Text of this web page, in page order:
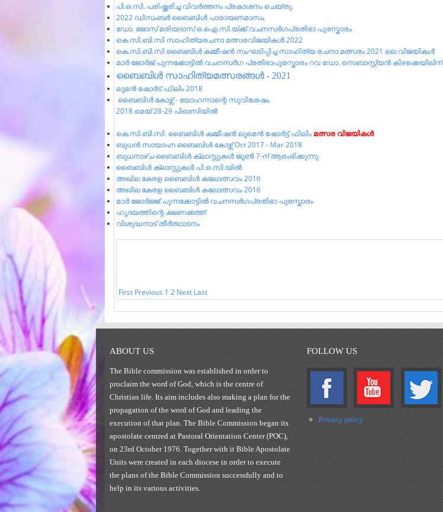
പി.ഒ.സി. പരിഷ്ക്കരിച്ച വിവര്‍ത്തനം പ്രകാശനം ചെയ്തു.
2022 ഡിസംബർ ബൈബിൾ പാരായണമാസം
ഡോ. ജോസ് മരിയദാസ് ഒ.ഐ.സി.യ്ക്ക് വചനസർഗപ്രതിഭാ പുരസ്കാരം
കെ.സി.ബി.സി സാഹിത്യരചനാ മത്സരവിജയികൾ 2022
കെ.സി.ബി.സി ബൈബിൾ കമ്മീഷൻ സംഘടിപ്പിച്ച സാഹിത്യ രചനാ മത്സരം 2021 ലെ വിജയികൾ
മാർ ജോർജ് പുന്നക്കോട്ടിൽ വചനസർഗ പ്രതിഭാപുരസ്കാരം റവ ഡോ. സെബാസ്റ്റ്യൻ കിഴക്കെയിലിന്
ബൈബിള്‍ സാഹിത്യമത്സരങ്ങള്‍ - 2021
ലൂമൻ ഷോർട് ഫിലിം 2018
ബൈബിൾ കോഴ്സ് - യോഹന്നാന്റെ സുവിശേഷം
2018 മെയ് 28-29 പിഓസിയിൽ
കെ.സി.ബി.സി. ബൈബിൾ കമ്മീഷൻ ലൂമെൻ ഷോർട്ട് ഫിലിം മത്സര വിജയികൾ
ബുധൻ സായാഹ്ന ബൈബിൾ കോഴ്സ് Oct 2017 - Mar 2018
ബുധനാഴ്ച ബൈബിൾ ക്ലാസ്സുകൾ ജൂൺ 7-ന് ആരംഭിക്കുന്നു.
ബൈബിള്‍ ക്ലാസ്സുകള്‍ പി.ഒ.സി.യില്‍
അഖില കേരള ബൈബിൾ കലോത്സവം 2016
അഖില കേരള ബൈബിൾ കലോത്സവം 2016
മാർ ജോർജ്ജ് പുന്നക്കോട്ടിൽ വചനസർഗപ്രതിഭാ പുരസ്കാരം
ഹൃദയത്തിന്റെ ക്ഷണക്കത്ത്
വിശുദ്ധനാട് തീർത്ഥാടനം
First Previous 1 2 Next Last
ABOUT US
The Bible commission was established in order to
proclaim the word of God, which is the centre of
Christian life. Its aim includes also making a plan for the
propagation of the word of God and leading the
execution of that plan. The Bible Commission began its
apostolate centred at Pastoral Orientation Center (POC),
on 23rd October 1976. Together with it Bible Apostolate
Units were created in each diocese in order to execute
the plans of the Bible Commission successfully and to
help in its various activities.
FOLLOW US
Privacy policy